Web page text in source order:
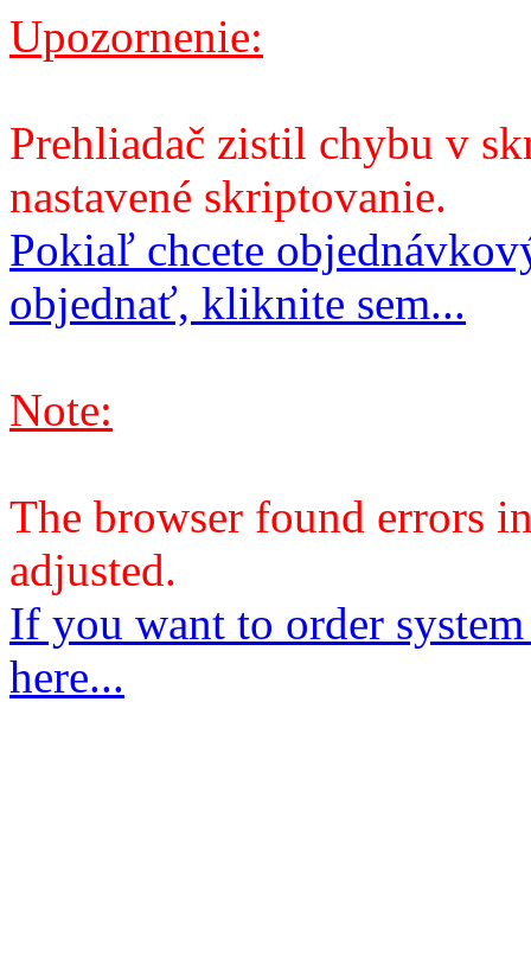
Upozornenie:
Prehliadač zistil chybu v
nastavené skriptovanie.
Pokiaľ chcete
objednať, kliknite sem...
Note:
The browser found errors
adjusted.
If you want to order
here...